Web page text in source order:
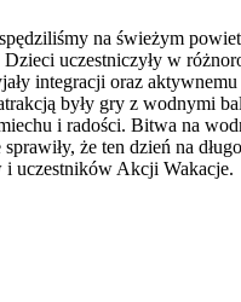
na świeżym
uczestniczyły w
integracji oraz aktywnemu
były gry z wodnymi
i radości. Bitwa na
że ten dzień na
uczestników Akcji Wakacje.